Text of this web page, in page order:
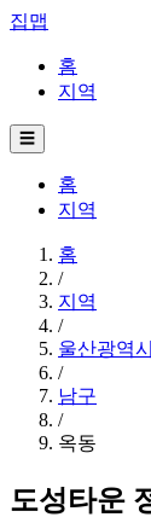
집맵
홈
지역
☰
홈
지역
홈
/
지역
/
울산광역시
/
남구
/
옥동
도성타운